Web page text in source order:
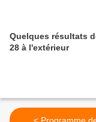
Quelques résultats
28 à l'extérieur